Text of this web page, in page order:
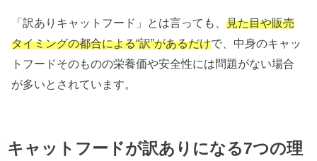
「訳ありキャットフード」とは言っても、見た目や販売
タイミングの都合による“訳”があるだけで、中身のキャッ
トフードそのものの栄養価や安全性には問題がない場合
が多いとされています。
キャットフードが訳ありになる7つの理